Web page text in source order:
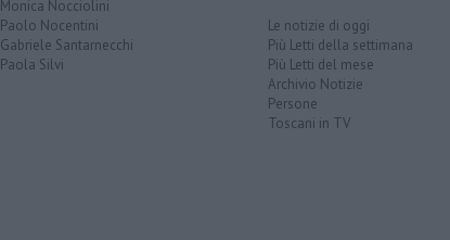
Monica Nocciolini
Paolo Nocentini
Gabriele Santarnecchi
Paola Silvi
Le notizie di oggi
Più Letti della settimana
Più Letti del mese
Archivio Notizie
Persone
Toscani in TV